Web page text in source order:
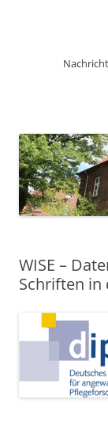
WISE –
Schriften in